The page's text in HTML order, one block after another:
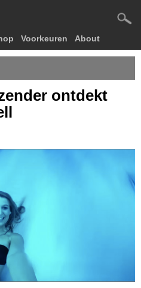
Voorkeuren About
ontdekt